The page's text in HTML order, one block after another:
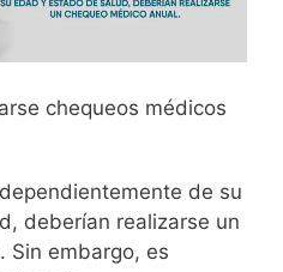
chequeos médicos
de su
deberían realizarse un
Sin embargo, es